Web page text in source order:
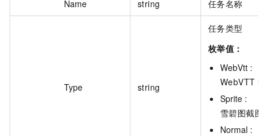
Name string 任务名称
Type string
任务类型
枚举值：
WebVtt :
WebVTT
Sprite :
雪碧图截图
Normal :